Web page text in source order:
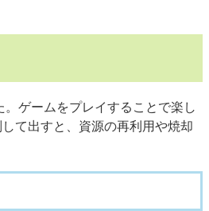
ゲームをプレイすることで楽し
て出すと、資源の再利用や焼却